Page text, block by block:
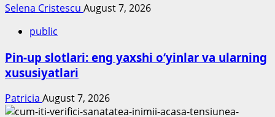
Selena Cristescu August 7, 2026
public
Pin-up slotlari: eng yaxshi o‘yinlar va ularning
xususiyatlari
Patricia August 7, 2026